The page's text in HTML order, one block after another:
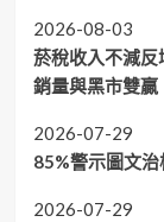
2026-08-03
菸稅收入不減
銷量與黑市雙贏
2026-07-29
85%警示圖文
2026-07-29